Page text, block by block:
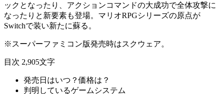
ック となったり、アクションコマンドの大成功で全体攻撃に
なったりと新要素も登場。マリオRPGシリーズの原点が
Switchで装い新たに蘇る。
※スーパーファミコン版発売時はスクウェア。
目次 2,905文字
発売日はいつ？価格は？
判明しているゲームシステム